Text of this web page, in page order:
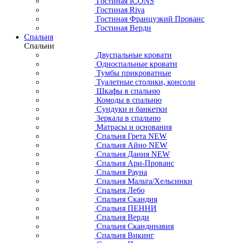
Гостиная Riva
Гостиная Французкий Прованс
Гостиная Верди
Спальня
Спальни
Двуспальные кровати
Односпальные кровати
Тумбы прикроватные
Туалетные столики, консоли
Шкафы в спальню
Комоды в спальню
Сундуки и банкетки
Зеркала в спальню
Матрасы и основания
Спальня Грета NEW
Спальня Айно NEW
Спальня Дания NEW
Спальня Ари-Прованс
Спальня Рауна
Спальня Мальта/Хельсинки
Спальня Лебо
Спальня Скандия
Спальня ПЕННИ
Спальня Верди
Спальня Скандинавия
Спальня Викинг